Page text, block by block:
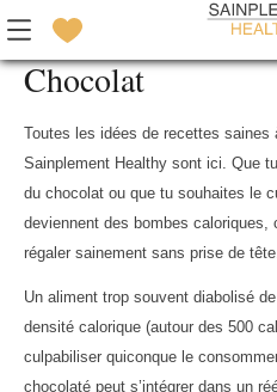
Chocolat
Toutes les idées de recettes saines
Sainplement Healthy sont ici. Que
du chocolat ou que tu souhaites le
deviennent des bombes
régaler sainement sans prise de
Un aliment trop souvent diabolisé
densité calorique (autour des 500
culpabiliser quiconque le
chocolaté peut s’intégrer dans un